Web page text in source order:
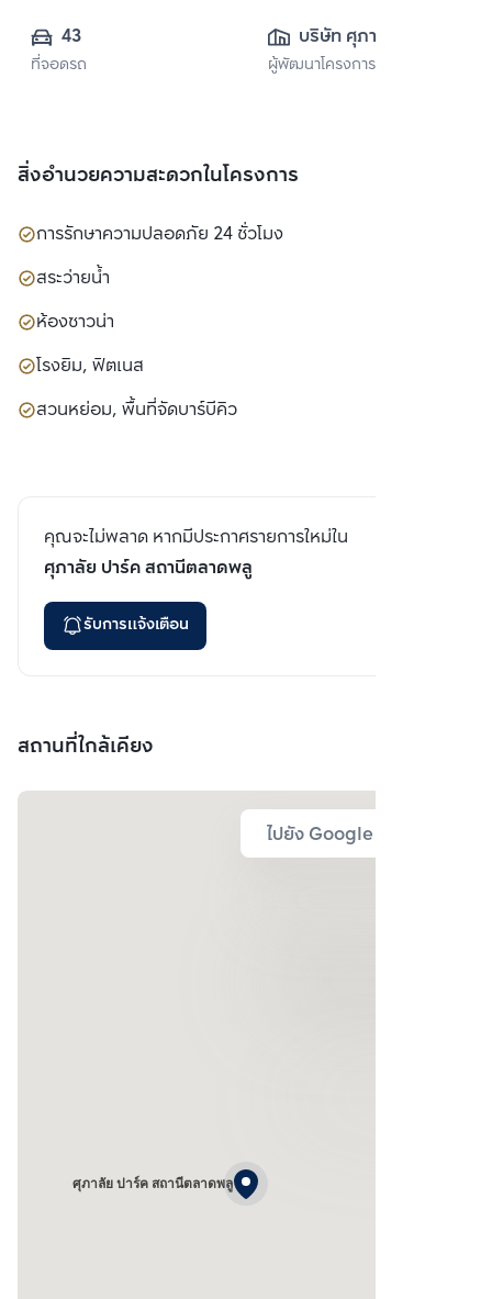
43
ที่จอดรถ
บริษัท ศุภาลัย จำกัด
(มหาชน)
ผู้พัฒนาโครงการ
สิ่งอำนวยความสะดวกในโครงการ
การรักษาความปลอดภัย 24 ชั่วโมง
สระว่ายน้ำ
ห้องซาวน่า
โรงยิม, ฟิตเนส
สวนหย่อม, พื้นที่จัดบาร์บีคิว
คุณจะไม่พลาด หากมีประกาศรายการใหม่ใน
ศุภาลัย ปาร์ค สถานีตลาดพลู
รับการแจ้งเตือน
สถานที่ใกล้เคียง
ไปยัง Google Map
ศุภาลัย ปาร์ค สถานีตลาดพลู